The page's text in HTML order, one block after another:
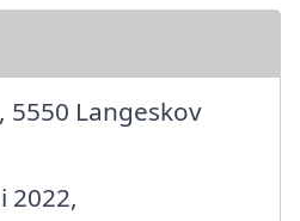
5550 Langeskov
2022,